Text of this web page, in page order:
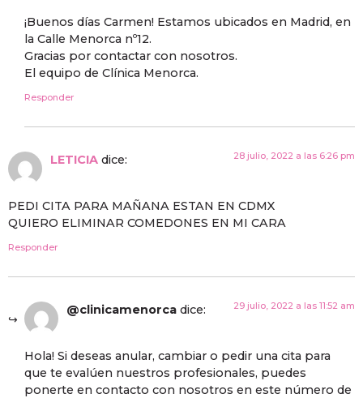
¡Buenos días Carmen! Estamos ubicados en Madrid, en
la Calle Menorca nº12.
Gracias por contactar con nosotros.
El equipo de Clínica Menorca.
Responder
LETICIA dice: 28 julio, 2022 a las 6:26 pm
PEDI CITA PARA MAÑANA ESTAN EN CDMX
QUIERO ELIMINAR COMEDONES EN MI CARA
Responder
@clinicamenorca dice: 29 julio, 2022 a las 11:52 am
Hola! Si deseas anular, cambiar o pedir una cita para
que te evalúen nuestros profesionales, puedes
ponerte en contacto con nosotros en este número de